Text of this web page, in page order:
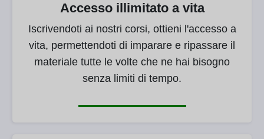
Accesso illimitato a vita
Iscrivendoti ai nostri corsi, ottieni l'accesso a
vita, permettendoti di imparare e ripassare il
materiale tutte le volte che ne hai bisogno
senza limiti di tempo.